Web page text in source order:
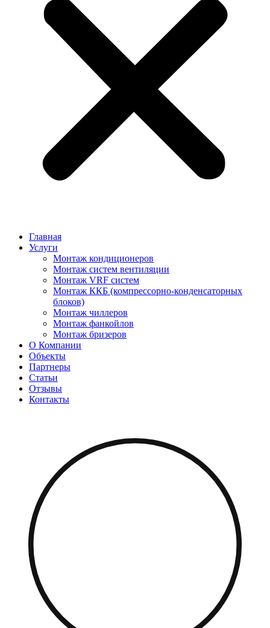
Главная
Услуги
Монтаж кондиционеров
Монтаж cистем вентиляции
Монтаж VRF систем
Монтаж ККБ (компрессорно-конденсаторных
блоков)
Монтаж чиллеров
Монтаж фанкойлов
Монтаж бризеров
О Компании
Объекты
Партнеры
Статьи
Отзывы
Контакты